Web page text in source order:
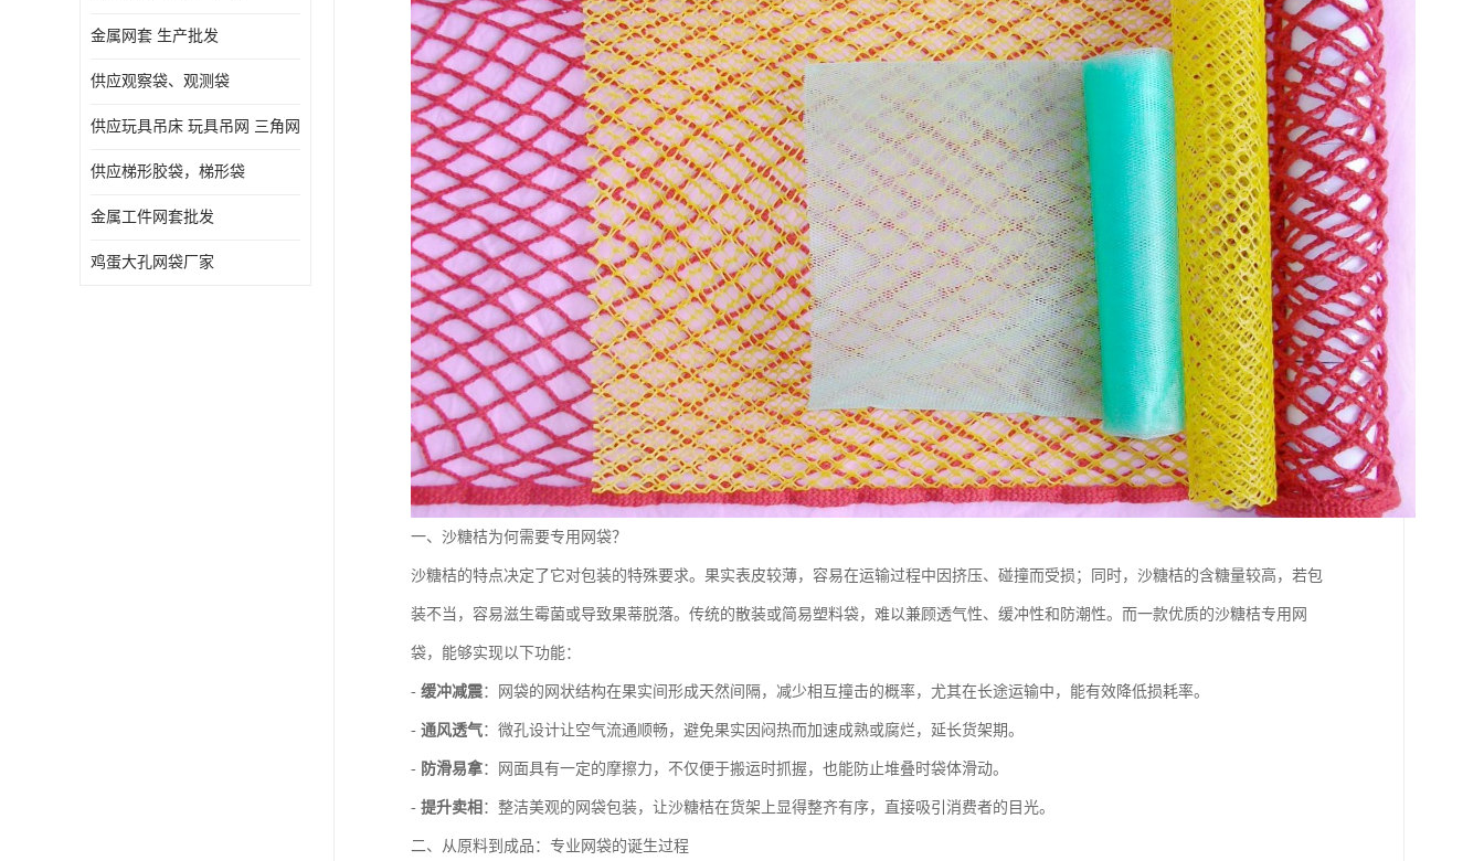
金属网套 生产批发
供应观察袋、观测袋
供应玩具吊床 玩具吊网 三角网
供应梯形胶袋，梯形袋
金属工件网套批发
鸡蛋大孔网袋厂家
一、沙糖桔为何需要专用网袋？
沙糖桔的特点决定了它对包装的特殊要求。果实表皮较薄，容易在运输过程中因挤压、碰撞而受损；同时，沙糖桔的含糖量较高，若包
装不当，容易滋生霉菌或导致果蒂脱落。传统的散装或简易塑料袋，难以兼顾透气性、缓冲性和防潮性。而一款优质的沙糖桔专用网
袋，能够实现以下功能：
- 缓冲减震：网袋的网状结构在果实间形成天然间隔，减少相互撞击的概率，尤其在长途运输中，能有效降低损耗率。
- 通风透气：微孔设计让空气流通顺畅，避免果实因闷热而加速成熟或腐烂，延长货架期。
- 防滑易拿：网面具有一定的摩擦力，不仅便于搬运时抓握，也能防止堆叠时袋体滑动。
- 提升卖相 ：整洁美观的网袋包装，让沙糖桔在货架上显得整齐有序，直接吸引消费者的目光。
二、从原料到成品：专业网袋的诞生过程